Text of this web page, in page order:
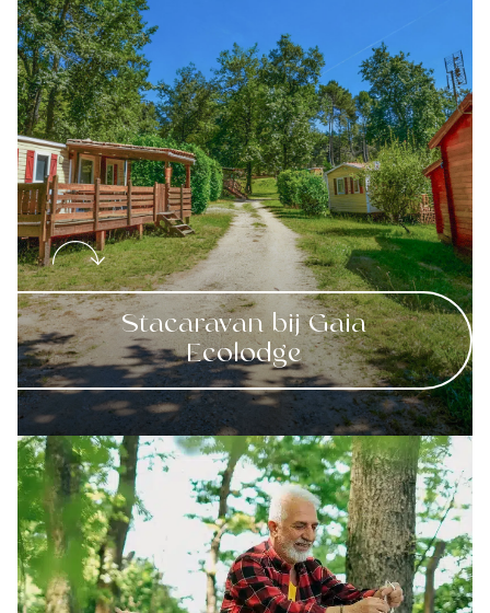
Stacaravan bij Gaia
Ecolodge